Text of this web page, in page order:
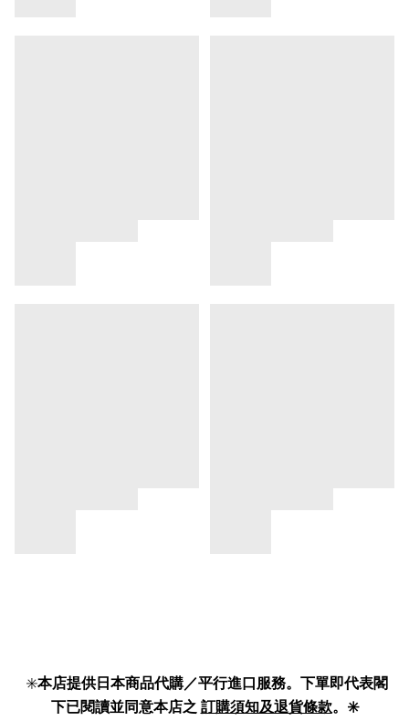
✳️本店提供日本商品代購／平行進口服務。下單即代表閣
下已閱讀並同意本店之 訂購須知及退貨條款。✳️